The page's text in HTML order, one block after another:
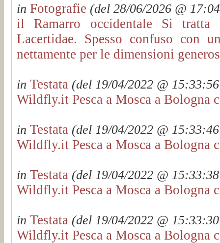
in Fotografie (del 28/06/2026 @
il Ramarro occidentale Si
Lacertidae. Spesso confuso con
nettamente per le dimensioni
in Testata (del 19/04/2022 @
Wildfly.it Pesca a Mosca a Bologna
in Testata (del 19/04/2022 @
Wildfly.it Pesca a Mosca a Bologna
in Testata (del 19/04/2022 @
Wildfly.it Pesca a Mosca a Bologna
in Testata (del 19/04/2022 @
Wildfly.it Pesca a Mosca a Bologna